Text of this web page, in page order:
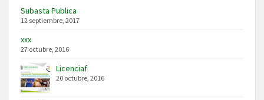
Subasta Publica
12 septiembre, 2017
xxx
27 octubre, 2016
Licenciaf
20 octubre, 2016